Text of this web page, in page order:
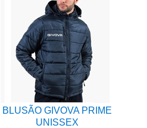
BLUSÃO GIVOVA PRIME
UNISSEX